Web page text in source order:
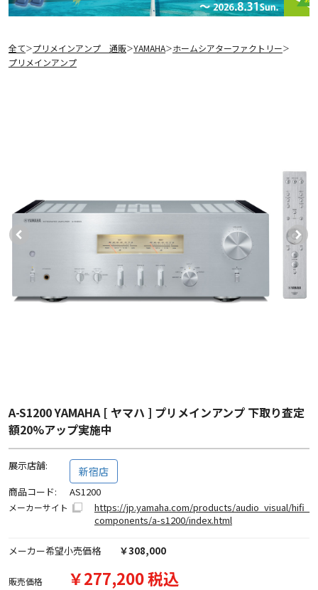
全て＞プリメインアンプ 通販＞YAMAHA＞ホームシアターファクトリー＞
プリメインアンプ
A-S1200 YAMAHA [ ヤマハ ] プリメインアンプ 下取り査定
額20%アップ実施中
展示店舗: 新宿店
商品コード: AS1200
メーカーサイト
https://jp.yamaha.com/products/audio_visual/hifi_
components/a-s1200/index.html
メーカー希望小売価格 ￥308,000
販売価格 ￥277,200 税込